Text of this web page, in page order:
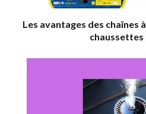
Les avantages des chaînes
chaussettes